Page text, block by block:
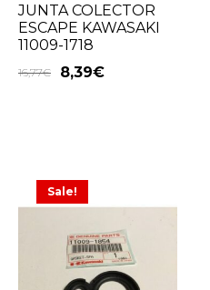
JUNTA COLECTOR
ESCAPE KAWASAKI
11009-1718
16,77€ 8,39€
Sale!